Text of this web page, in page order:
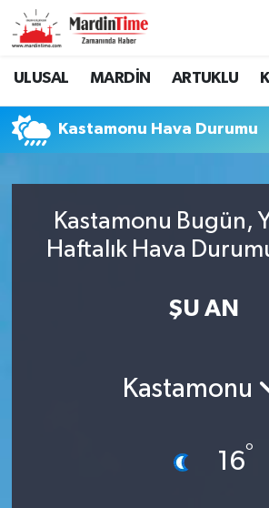
ULUSAL MARDİN ARTUKLU
Kastamonu Hava Durumu
Kastamonu Bugün,
Haftalık Hava
ŞU AN
Kastamonu
16°
Mardin Nöbetçi Eczaneler
Mardin Trafik Yoğunluk
Süper Lig Puan Durumu ve
Haber Arşivi